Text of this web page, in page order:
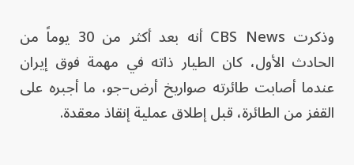
وذكرت CBS News أنه بعد أكثر من 30 يوماً من
الحادث الأول، كان الطيار ذاته في مهمة فوق إيران
عندما أصابت طائرته صواريخ أرض–جو، ما أجبره على
القفز من الطائرة، قبل إطلاق عملية إنقاذ معقدة.